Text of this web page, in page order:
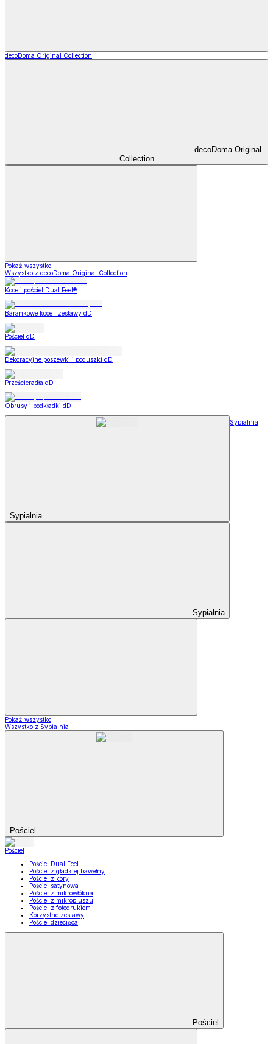
decoDoma Original Collection
decoDoma Original
Collection
Pokaż wszystko
Wszystko z decoDoma Original Collection
Koce i pościel Dual Feel®
Barankowe koce i zestawy dD
Pościel dD
Dekoracyjne poszewki i poduszki dD
Prześcieradła dD
Obrusy i podkładki dD
Sypialnia
Sypialnia
Sypialnia
Pokaż wszystko
Wszystko z Sypialnia
Pościel
Pościel
Pościel Dual Feel
Pościel z gładkiej bawełny
Pościel z kory
Pościel satynowa
Pościel z mikrowłókna
Pościel z mikropluszu
Pościel z fotodrukiem
Korzystne zestawy
Pościel dziecięca
Pościel